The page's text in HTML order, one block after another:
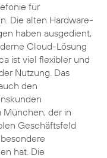
für
Die alten Hardware-
haben ausgedient,
Cloud-Lösung
ist viel flexibler und
Nutzung. Das
den
München, der in
Geschäftsfeld
hat. Die